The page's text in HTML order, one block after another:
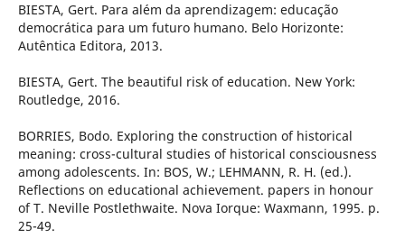
BIESTA, Gert. Para além da aprendizagem: educação
democrática para um futuro humano. Belo Horizonte:
Autêntica Editora, 2013.
BIESTA, Gert. The beautiful risk of education. New York:
Routledge, 2016.
BORRIES, Bodo. Exploring the construction of historical
meaning: cross-cultural studies of historical consciousness
among adolescents. In: BOS, W.; LEHMANN, R. H. (ed.).
Reflections on educational achievement. papers in honour
of T. Neville Postlethwaite. Nova Iorque: Waxmann, 1995. p.
25-49.